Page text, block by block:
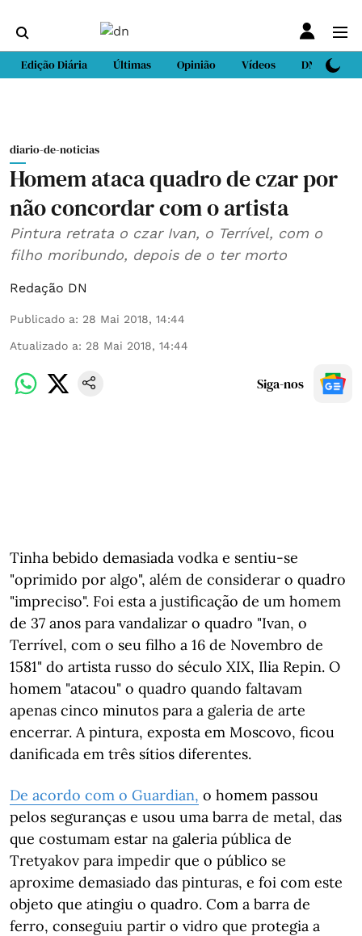
Edição Diária Últimas Opinião Vídeos DN Sport
diario-de-noticias
Homem ataca quadro de czar por
não concordar com o artista
Pintura retrata o czar Ivan, o Terrível, com o
filho moribundo, depois de o ter morto
Redação DN
Publicado a: 28 Mai 2018, 14:44
Atualizado a: 28 Mai 2018, 14:44
Siga-nos
Tinha bebido demasiada vodka e sentiu-se
"oprimido por algo", além de considerar o quadro
"impreciso". Foi esta a justificação de um homem
de 37 anos para vandalizar o quadro "Ivan, o
Terrível, com o seu filho a 16 de Novembro de
1581" do artista russo do século XIX, Ilia Repin. O
homem "atacou" o quadro quando faltavam
apenas cinco minutos para a galeria de arte
encerrar. A pintura, exposta em Moscovo, ficou
danificada em três sítios diferentes.
De acordo com o Guardian, o homem passou
pelos seguranças e usou uma barra de metal, das
que costumam estar na galeria pública de
Tretyakov para impedir que o público se
aproxime demasiado das pinturas, e foi com este
objeto que atingiu o quadro. Com a barra de
ferro, conseguiu partir o vidro que protegia a